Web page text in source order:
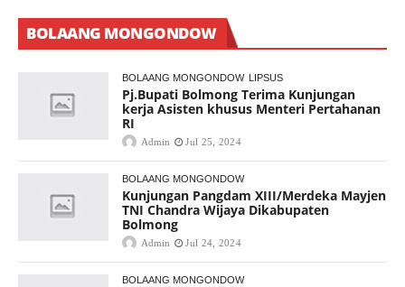
BOLAANG MONGONDOW
BOLAANG MONGONDOW LIPSUS
Pj.Bupati Bolmong Terima Kunjungan
kerja Asisten khusus Menteri Pertahanan
RI
Admin Jul 25, 2024
BOLAANG MONGONDOW
Kunjungan Pangdam XIII/Merdeka Mayjen
TNI Chandra Wijaya Dikabupaten
Bolmong
Admin Jul 24, 2024
BOLAANG MONGONDOW